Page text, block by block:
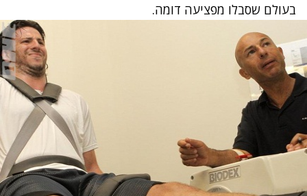
בעולם שסבלו מפציעה דומה.